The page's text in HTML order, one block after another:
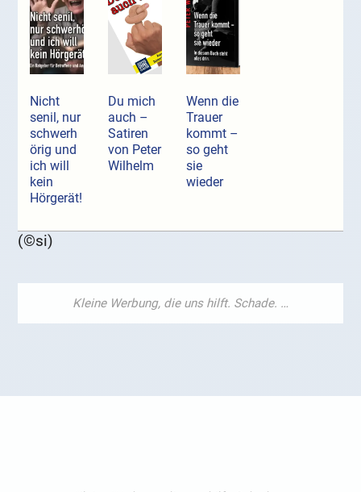
Nicht
senil, nur
schwerh
örig und
ich will
kein
Hörgerät!
Du mich
auch –
Satiren
von Peter
Wilhelm
Wenn die
Trauer
kommt –
so geht
sie
wieder
(©si)